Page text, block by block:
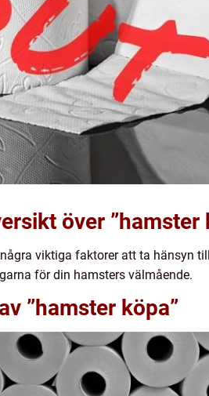
över ”hamster
viktiga faktorer att ta hänsyn
för din hamsters välmående.
”hamster köpa”